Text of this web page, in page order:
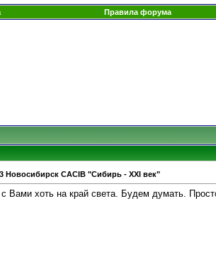
Правила форума
Новосибирск CACIB "Сибирь - XXI век"
хоть на край света. Будем думать.